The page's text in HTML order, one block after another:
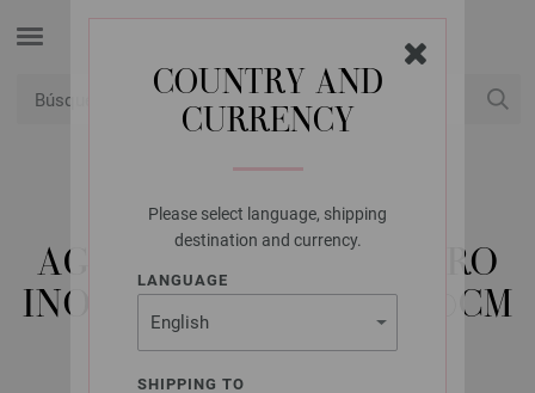
COUNTRY AND
CURRENCY
Please select language, shipping
destination and currency.
LANGUAGE
SHIPPING TO
LANA GROSSA
AGUJA CIRCULAR ACERO
INOXIDABLE NO. 2,0/60CM